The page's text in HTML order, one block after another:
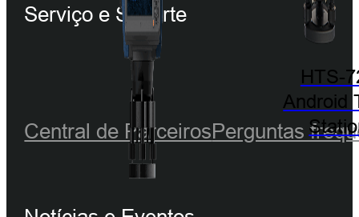
HTS-
Android
Serviço e Suporte
Central de ParceirosPerguntas